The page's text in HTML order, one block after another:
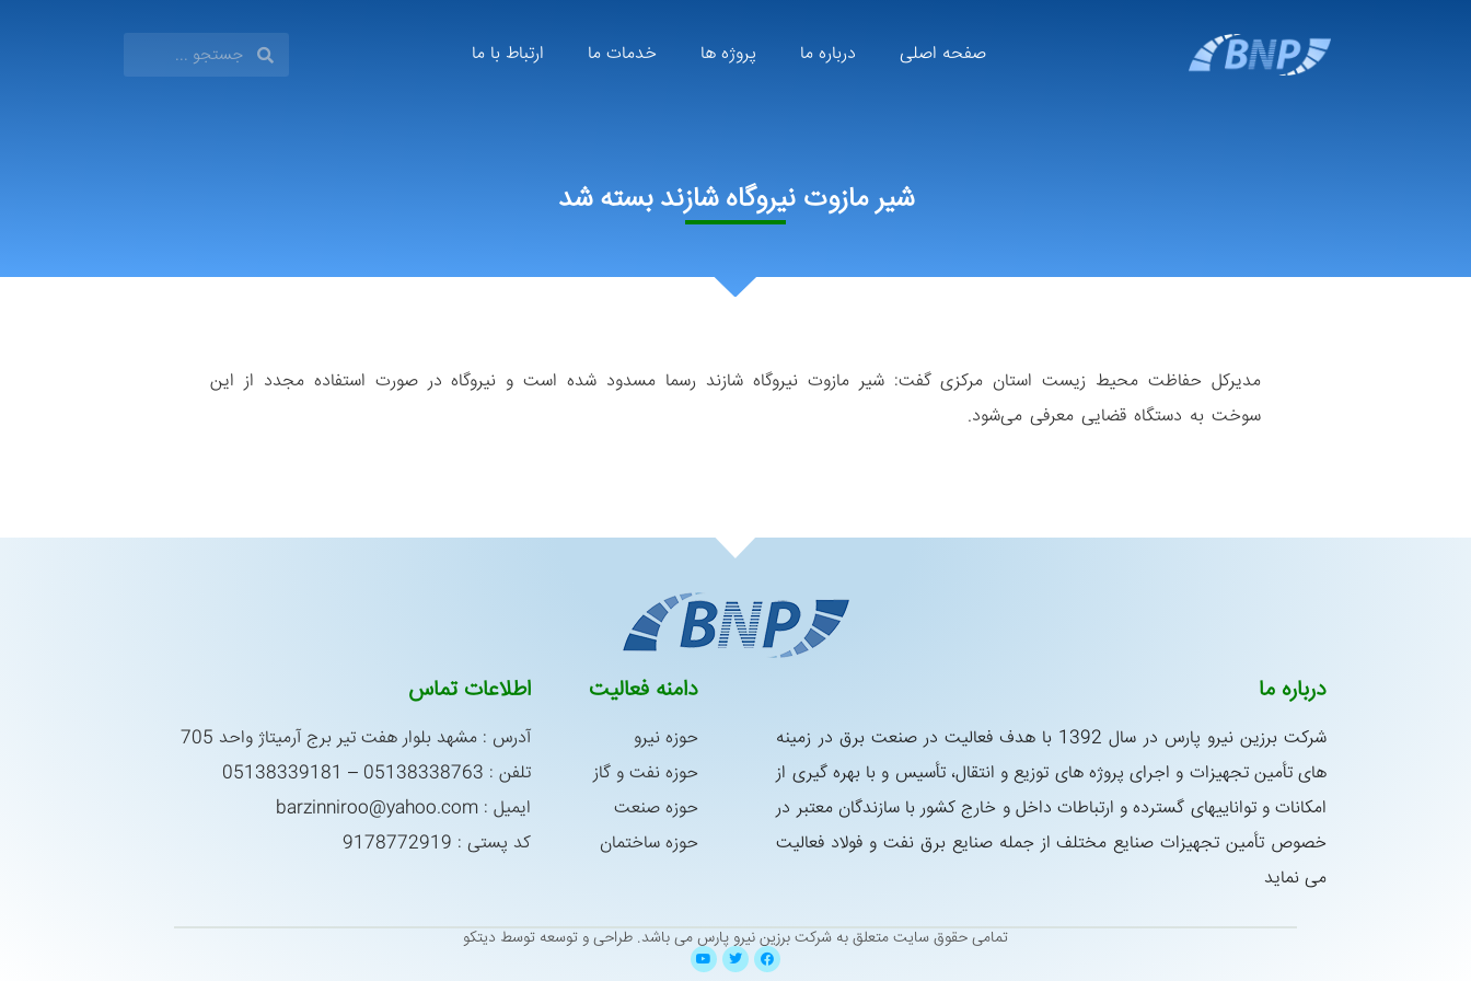
صفحه اصلی درباره ما پروژه ها خدمات ما ارتباط با ما
شیر مازوت نیروگاه شازند بسته شد
مدیرکل حفاظت محیط زیست استان مرکزی گفت: شیر مازوت نیروگاه شازند رسما مسدود شده است و نیروگاه در صورت استفاده مجدد از این
سوخت به دستگاه قضایی معرفی می‌شود.
درباره ما
شركت برزین نیرو پارس در سال 1392 با هدف فعالیت در صنعت برق در زمینه
های تأمین تجهیزات و اجرای پروژه های توزیع و انتقال، تأسیس و با بهره گیری از
امكانات و تواناییهای گسترده و ارتباطات داخل و خارج كشور با سازندگان معتبر در
خصوص تأمین تجهیزات صنایع مختلف از جمله صنایع برق نفت و فولاد فعالیت
می نماید
دامنه فعالیت
حوزه نیرو
حوزه نفت و گاز
حوزه صنعت
حوزه ساختمان
اطلاعات تماس
آدرس : مشهد بلوار هفت تیر برج آرمیتاژ واحد 705
تلفن : 05138338763 – 05138339181
ایمیل : barzinniroo@yahoo.com
کد پستی : 9178772919
تمامی حقوق سایت متعلق به شرکت برزین نیرو پارس می باشد. طراحی و توسعه توسط دیتکو